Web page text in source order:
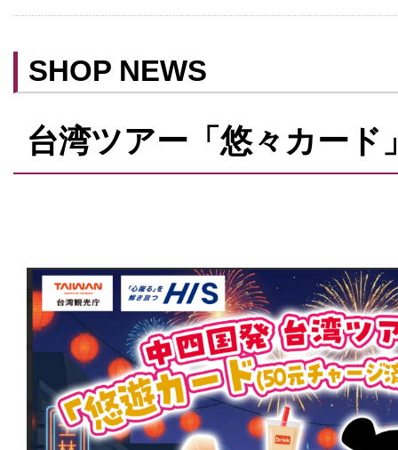
予約可
SHOP NEWS
台湾ツアー「悠々カード